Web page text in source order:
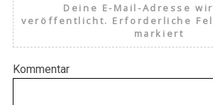
Deine E-Mail-Adresse
veröffentlicht. Erforderliche
markiert
Kommentar